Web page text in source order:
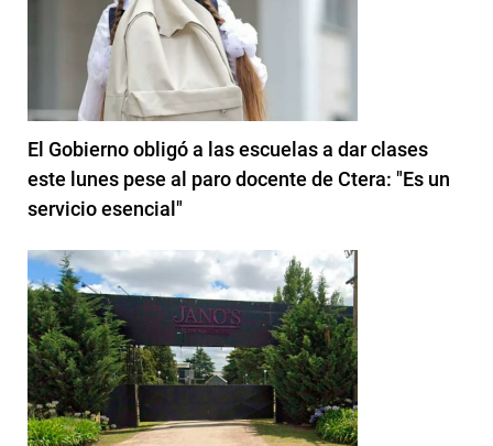
El Gobierno obligó a las escuelas a dar clases
este lunes pese al paro docente de Ctera: "Es un
servicio esencial"